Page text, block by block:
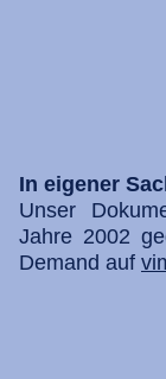
In eigener
Unser
Jahre 2002
Demand auf